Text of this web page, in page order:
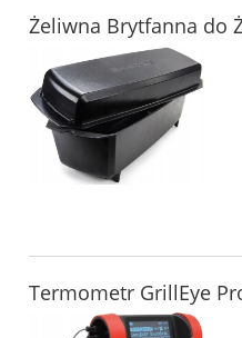
Żeliwna Brytfanna do
Termometr GrillEye